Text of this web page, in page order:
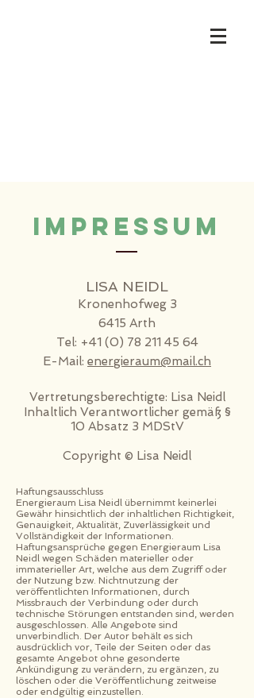
Impressum
LISA NEIDL
Kronenhofweg 3
6415 Arth
Tel: +41 (0) 78 211 45 64
E-Mail: energieraum@mail.ch
Vertretungsberechtigte: Lisa Neidl
Inhaltlich Verantwortlicher gemäß §
10 Absatz 3 MDStV
Copyright © Lisa Neidl
Haftungsausschluss
Energieraum Lisa Neidl übernimmt keinerlei
Gewähr hinsichtlich der inhaltlichen Richtigkeit,
Genauigkeit, Aktualität, Zuverlässigkeit und
Vollständigkeit der Informationen.
Haftungsansprüche gegen Energieraum Lisa
Neidl wegen Schäden materieller oder
immaterieller Art, welche aus dem Zugriff oder
der Nutzung bzw. Nichtnutzung der
veröffentlichten Informationen, durch
Missbrauch der Verbindung oder durch
technische Störungen entstanden sind, werden
ausgeschlossen. Alle Angebote sind
unverbindlich. Der Autor behält es sich
ausdrücklich vor, Teile der Seiten oder das
gesamte Angebot ohne gesonderte
Ankündigung zu verändern, zu ergänzen, zu
löschen oder die Veröffentlichung zeitweise
oder endgültig einzustellen.